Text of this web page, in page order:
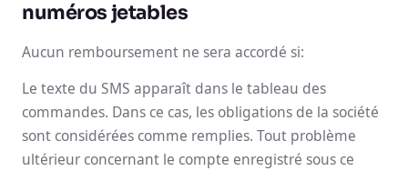
numéros jetables
Aucun remboursement ne sera accordé si:
Le texte du SMS apparaît dans le tableau des
commandes. Dans ce cas, les obligations de la société
sont considérées comme remplies. Tout problème
ultérieur concernant le compte enregistré sous ce